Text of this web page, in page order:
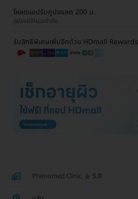
โหลดแอปรับคูปองลด 200 บ.
คูปองมีจำนวนจำกัด
รับสิทธิพิเศษเพิ่มอีกด้วย HDmall Rewards
Phenomed Clinic 5.0